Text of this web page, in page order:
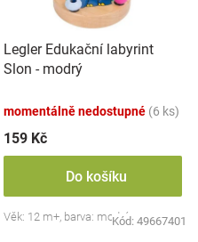
Legler Edukační labyrint
Slon - modrý
momentálně nedostupné (6 ks)
159 Kč
Do košíku
Věk: 12 m+, barva: modrá
Kód: 49667401